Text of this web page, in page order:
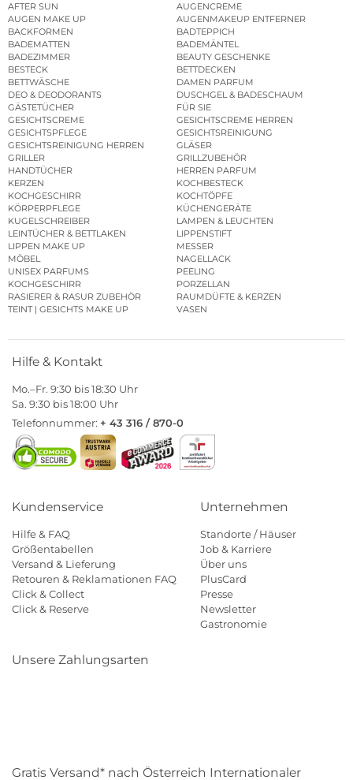
AFTER SUN
AUGENCREME
AUGEN MAKE UP
AUGENMAKEUP ENTFERNER
BACKFORMEN
BADTEPPICH
BADEMATTEN
BADEMÄNTEL
BADEZIMMER
BEAUTY GESCHENKE
BESTECK
BETTDECKEN
BETTWÄSCHE
DAMEN PARFUM
DEO & DEODORANTS
DUSCHGEL & BADESCHAUM
GÄSTETÜCHER
FÜR SIE
GESICHTSCREME
GESICHTSCREME HERREN
GESICHTSPFLEGE
GESICHTSREINIGUNG
GESICHTSREINIGUNG HERREN
GLÄSER
GRILLER
GRILLZUBEHÖR
HANDTÜCHER
HERREN PARFUM
KERZEN
KOCHBESTECK
KOCHGESCHIRR
KOCHTÖPFE
KÖRPERPFLEGE
KÜCHENGERÄTE
KUGELSCHREIBER
LAMPEN & LEUCHTEN
LEINTÜCHER & BETTLAKEN
LIPPENSTIFT
LIPPEN MAKE UP
MESSER
MÖBEL
NAGELLACK
UNISEX PARFUMS
PEELING
KOCHGESCHIRR
PORZELLAN
RASIERER & RASUR ZUBEHÖR
RAUMDÜFTE & KERZEN
TEINT | GESICHTS MAKE UP
VASEN
Hilfe & Kontakt
Mo.–Fr. 9:30 bis 18:30 Uhr
Sa. 9:30 bis 18:00 Uhr
Telefonnummer: + 43 316 / 870-0
Kundenservice
Hilfe & FAQ
Größentabellen
Versand & Lieferung
Retouren & Reklamationen FAQ
Click & Collect
Click & Reserve
Unternehmen
Standorte / Häuser
Job & Karriere
Über uns
PlusCard
Presse
Newsletter
Gastronomie
Unsere Zahlungsarten
Gratis Versand* nach Österreich Internationaler